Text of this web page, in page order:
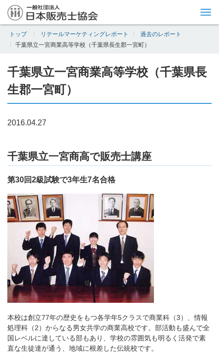
トップ リテールマーケティングレポート
過去のレポート
千葉県立一宮商業高等学校（千葉県長生郡一宮町）
千葉県立一宮商業高等学校（千葉県長
生郡一宮町）
2016.04.27
千葉県立一宮商高で販売士講座
第30回2級試験で3年生7名合格
本校は創立77年の歴史をもつ各学年5クラスで商業科（3）、情報
処理科（2）からなる男女共学の商業高校です。部活動も盛んで全
国レベルに達している部もあり、学校の雰囲気も明るく活発で素
直な生徒達が通う、地域に根差した伝統校です。